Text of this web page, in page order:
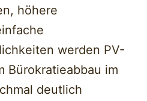
höhere
werden PV-
Bürokratieabbau im
deutlich